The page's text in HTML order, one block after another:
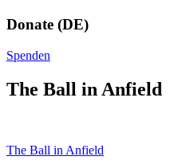
Donate (DE)
Spenden
The Ball in Anfield
Beitragsnavigation
The Ball in Anfield